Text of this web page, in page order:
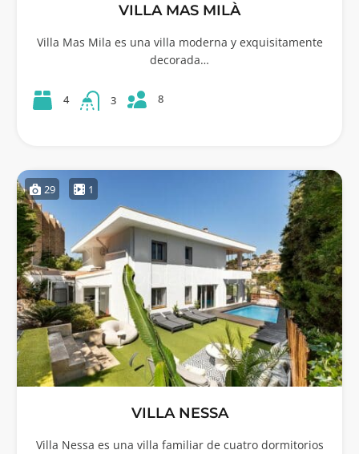
VILLA MAS MILÀ
Villa Mas Mila es una villa moderna y exquisitamente
decorada…
4 3 8
29 1
VILLA NESSA
Villa Nessa es una villa familiar de cuatro dormitorios